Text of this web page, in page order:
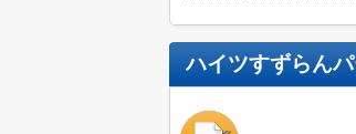
ハイツすずらん